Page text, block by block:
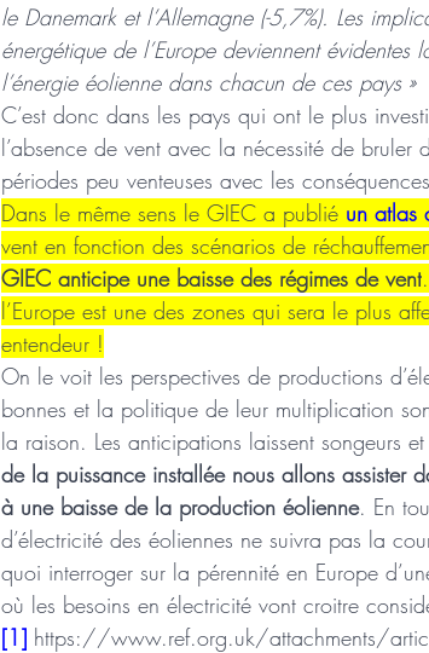
le Danemark et l’Allemagne (-5,7%). Les
énergétique de l’Europe deviennent évidentes
l’énergie éolienne dans chacun de ces pays »
C’est donc dans les pays qui ont le plus
l’absence de vent avec la nécessité de
périodes peu venteuses avec les
Dans le même sens le GIEC a publié un atlas
vent en fonction des scénarios de
GIEC anticipe une baisse des régimes de vent
l’Europe est une des zones qui sera le plus
entendeur !
On le voit les perspectives de productions
bonnes et la politique de leur multiplication
la raison. Les anticipations laissent songeurs
de la puissance installée nous allons assister
à une baisse de la production éolienne. En
d’électricité des éoliennes ne suivra pas la
quoi interroger sur la pérennité en Europe
où les besoins en électricité vont croitre
[1] https://www.ref.org.uk/attachments/